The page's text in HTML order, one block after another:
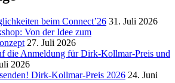
beim Connect’26 31. Juli 2026
Von der Idee zum
27. Juli 2026
die Anmeldung für Dirk-Kollmar-Preis und
2026
Dirk-Kollmar-Preis 2026 24. Juni